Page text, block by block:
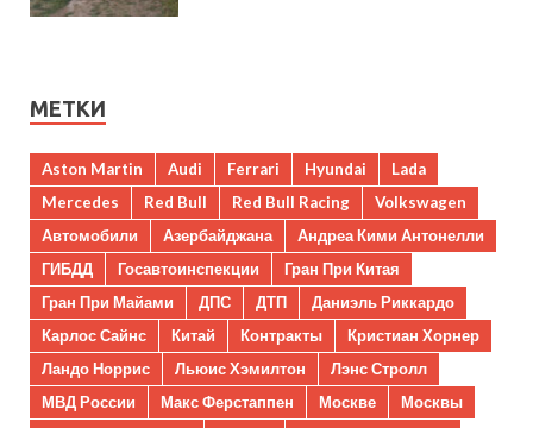
МЕТКИ
Aston Martin Audi Ferrari Hyundai
Lada
Mercedes
Red Bull Red Bull Racing
Volkswagen
Автомобили
Азербайджана
Андреа Кими Антонелли
ГИБДД
Госавтоинспекции
Гран При Китая
Гран При Майами
ДПС ДТП
Даниэль Риккардо
Карлос Сайнс
Китай Контракты
Кристиан Хорнер
Ландо Норрис
Льюис Хэмилтон
Лэнс Стролл
МВД России
Макс Ферстаппен Москве
Москвы